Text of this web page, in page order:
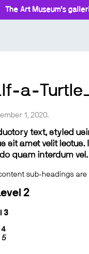
The Art Museum’s
a-
1, 2020.
text, styled
sit amet velit
quam interdum
sub-headings
2
3
4
5